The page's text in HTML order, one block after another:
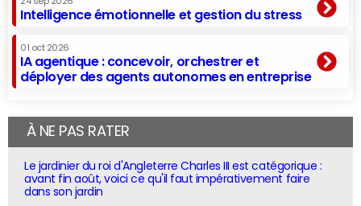
Intelligence émotionnelle et gestion du stress
01 oct 2026
IA agentique : concevoir, orchestrer et
déployer des agents autonomes en entreprise
À NE PAS RATER
Le jardinier du roi d'Angleterre Charles III est catégorique :
avant fin août, voici ce qu'il faut impérativement faire
dans son jardin